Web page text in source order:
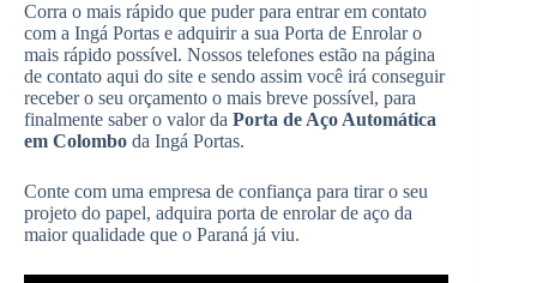
Corra o mais rápido que puder para entrar em contato
com a Ingá Portas e adquirir a sua Porta de Enrolar o
mais rápido possível. Nossos telefones estão na página
de contato aqui do site e sendo assim você irá conseguir
receber o seu orçamento o mais breve possível, para
finalmente saber o valor da Porta de Aço Automática
em Colombo da Ingá Portas.
Conte com uma empresa de confiança para tirar o seu
projeto do papel, adquira porta de enrolar de aço da
maior qualidade que o Paraná já viu.